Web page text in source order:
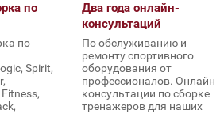
по
по
Spirit,
Два года онлайн-
консультаций
По обслуживанию и
ремонту спортивного
оборудования от
профессионалов. Онлайн
консультации по сборке
тренажеров для наших